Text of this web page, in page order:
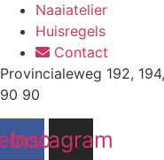
Naaiatelier
Huisregels
Contact
Provincialeweg 192,
90 90
Instagram